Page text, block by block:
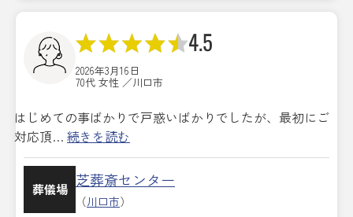
4.5
2026年3月16日
70代 女性 ／川口市
はじめての事ばかりで戸惑いばかりでしたが、最初にご
対応頂… 続きを読む
葬儀場 芝葬斎センター
（川口市）